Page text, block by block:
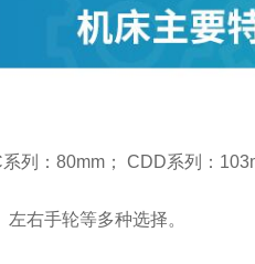
列：80mm； CDD系列：
右手轮等多种选择。